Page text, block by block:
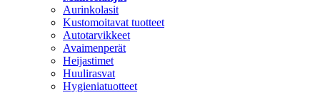
Aurinkolasit
Kustomoitavat tuotteet
Autotarvikkeet
Avaimenperät
Heijastimet
Huulirasvat
Hygieniatuotteet